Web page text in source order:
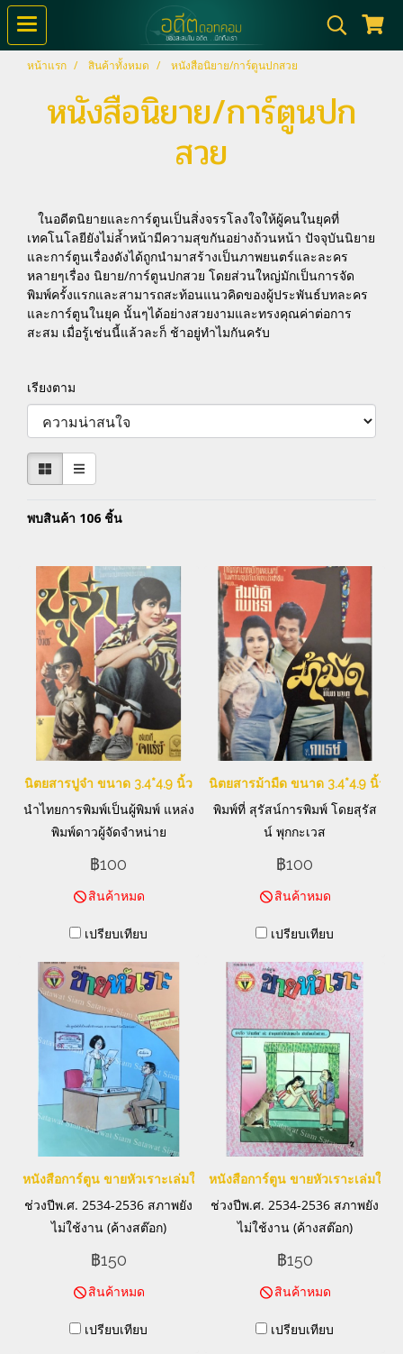
หน้าแรก สินค้าทั้งหมด หนังสือนิยาย/การ์ตูนปกสวย
หนังสือนิยาย/การ์ตูนปก
สวย
ในอดีตนิยายและการ์ตูนเป็นสิ่งจรรโลงใจให้ผู้คนในยุคที่
เทคโนโลยียังไม่ล้ำหน้ามีความสุขกันอย่างถ้วนหน้า ปัจจุบันนิยาย
และการ์ตูนเรื่องดังได้ถูกนำมาสร้างเป็นภาพยนตร์และละคร
หลายๆเรื่อง นิยาย/การ์ตูนปกสวย โดยส่วนใหญ่มักเป็นการจัด
พิมพ์ครั้งแรกและสามารถสะท้อนแนวคิดของผู้ประพันธ์บทละคร
และการ์ตูนในยุค นั้นๆได้อย่างสวยงามและทรงคุณค่าต่อการ
สะสม เมื่อรู้เช่นนี้แล้วละก็ ช้าอยู่ทำไมกันครับ
เรียงตาม
พบสินค้า 106 ชิ้น
นิตยสารปูจ๋า ขนาด 3.4*4.9 นิ้ว
นำไทยการพิมพ์เป็นผู้พิมพ์ แหล่ง
พิมพ์ดาวผู้จัดจำหน่าย
฿100
สินค้าหมด
เปรียบเทียบ
นิตยสารม้ามืด ขนาด 3.4*4.9 นิ้ว
พิมพ์ที่ สุรัสน์การพิมพ์ โดยสุรัส
น์ พุกกะเวส
฿100
สินค้าหมด
เปรียบเทียบ
หนังสือการ์ตูน ขายหัวเราะเล่มใหญ่
ช่วงปีพ.ศ. 2534-2536 สภาพยัง
ไม่ใช้งาน (ค้างสต๊อก)
฿150
สินค้าหมด
เปรียบเทียบ
หนังสือการ์ตูน ขายหัวเราะเล่มใหญ่
ช่วงปีพ.ศ. 2534-2536 สภาพยัง
ไม่ใช้งาน (ค้างสต๊อก)
฿150
สินค้าหมด
เปรียบเทียบ